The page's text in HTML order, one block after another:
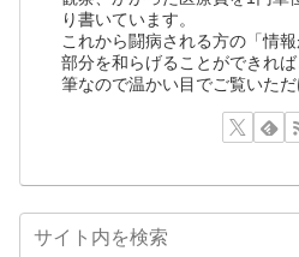
り書いています。
これから闘病される方の「情
部分を和らげることができれ
筆なので温かい目でご覧いただ